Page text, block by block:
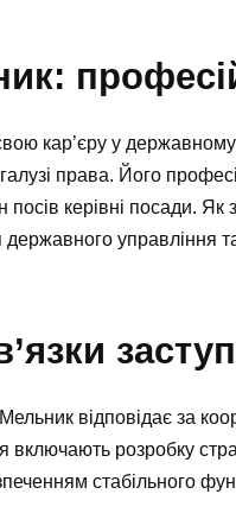
кар’єру у державному
права. Його
керівні посади. Як
державного
відповідає за
включають розробку
стабільного